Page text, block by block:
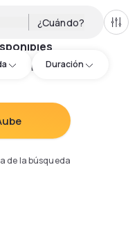
¿Cuándo?
Duración
de búsqueda:
de la búsqueda